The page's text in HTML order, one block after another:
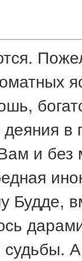
и
Будде,